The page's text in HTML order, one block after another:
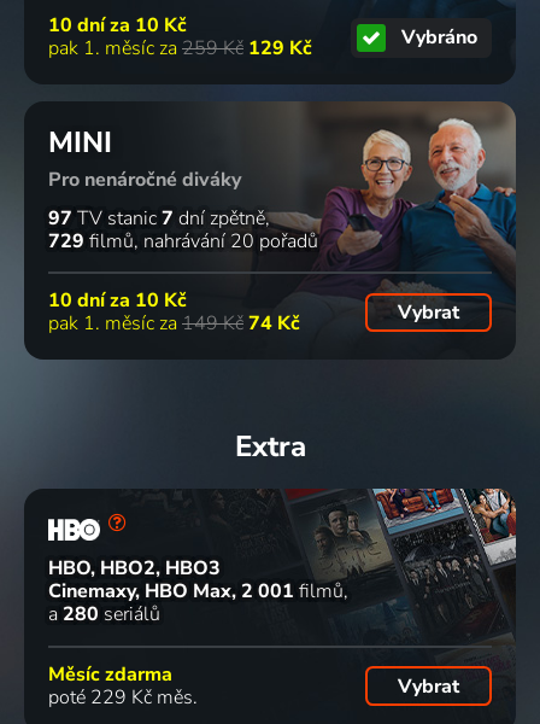
10 dní za 10 Kč
pak 1. měsíc za 259 Kč 129 Kč Vybráno
MINI
Pro nenáročné diváky
97 TV stanic7 dní zpětně
729 filmů nahrávání 20 pořadů
10 dní za 10 Kč
pak 1. měsíc za 149 Kč74 Kč Vybrat
Extra
HBO, HBO2, HBO3
Cinemaxy, HBO Max 2 001 filmů
a 280 seriálů
Měsíc zdarma
poté 229 Kč měs.
Vybrat